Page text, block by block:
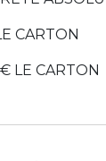
CARTON
LE CARTON